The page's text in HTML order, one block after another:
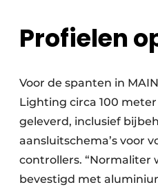
Profielen
Voor de spanten in
Lighting circa 100
geleverd, inclusief
aansluitschema’s voor
controllers. “Normaliter
bevestigd met